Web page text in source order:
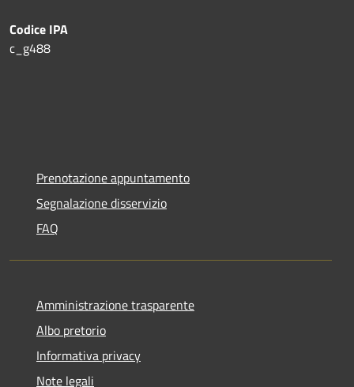
Codice IPA
c_g488
Prenotazione appuntamento
Segnalazione disservizio
FAQ
Amministrazione trasparente
Albo pretorio
Informativa privacy
Note legali